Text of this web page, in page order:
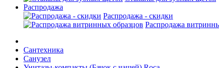
Распродажа
Распродажа - скидки
Распродажа
Сантехника
Санузел